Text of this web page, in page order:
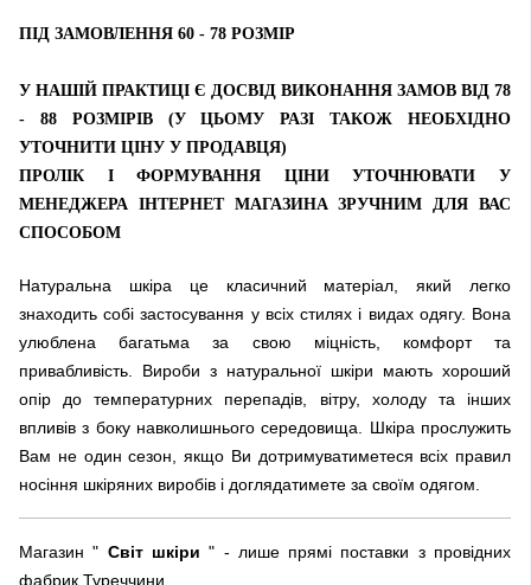
ПІД ЗАМОВЛЕННЯ 60 - 78 РОЗМІР
У НАШІЙ ПРАКТИЦІ Є ДОСВІД ВИКОНАННЯ ЗАМОВ ВІД 78
- 88 РОЗМІРІВ (У ЦЬОМУ РАЗІ ТАКОЖ НЕОБХІДНО
УТОЧНИТИ ЦІНУ У ПРОДАВЦЯ)
ПРОЛІК І ФОРМУВАННЯ ЦІНИ УТОЧНЮВАТИ У
МЕНЕДЖЕРА ІНТЕРНЕТ МАГАЗИНА ЗРУЧНИМ ДЛЯ ВАС
СПОСОБОМ
Натуральна шкіра це класичний матеріал, який легко
знаходить собі застосування у всіх стилях і видах одягу. Вона
улюблена багатьма за свою міцність, комфорт та
привабливість. Вироби з натуральної шкіри мають хороший
опір до температурних перепадів, вітру, холоду та інших
впливів з боку навколишнього середовища. Шкіра прослужить
Вам не один сезон, якщо Ви дотримуватиметеся всіх правил
носіння шкіряних виробів і доглядатимете за своїм одягом.
Магазин " Світ шкіри " - лише прямі поставки з провідних
фабрик Туреччини.